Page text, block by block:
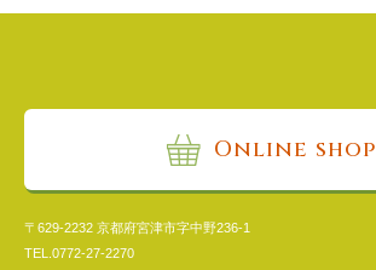
Online shop
〒629-2232 京都府宮津市字中野236-1​
TEL. 0772-27-2270